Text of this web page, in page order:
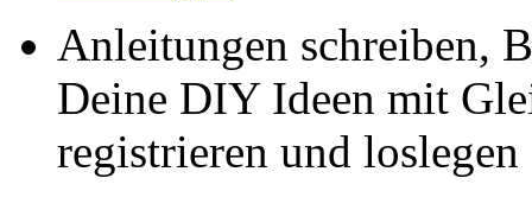
Anleitungen schreiben,
Deine DIY Ideen mit
registrieren und loslegen